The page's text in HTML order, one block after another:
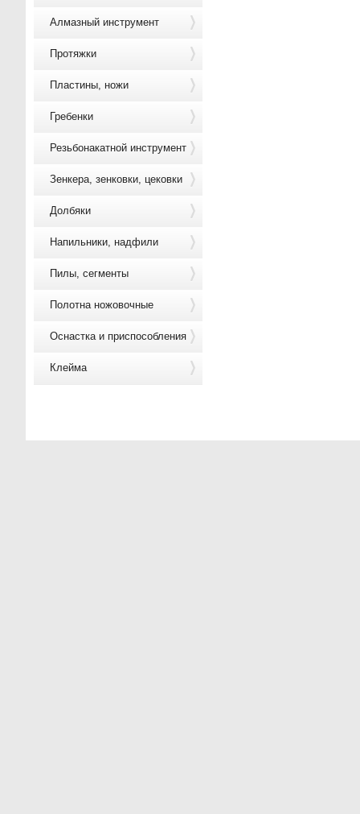
Алмазный инструмент
Протяжки
Пластины, ножи
Гребенки
Резьбонакатной инструмент
Зенкера, зенковки, цековки
Долбяки
Напильники, надфили
Пилы, сегменты
Полотна ножовочные
Оснастка и приспособления
Клейма